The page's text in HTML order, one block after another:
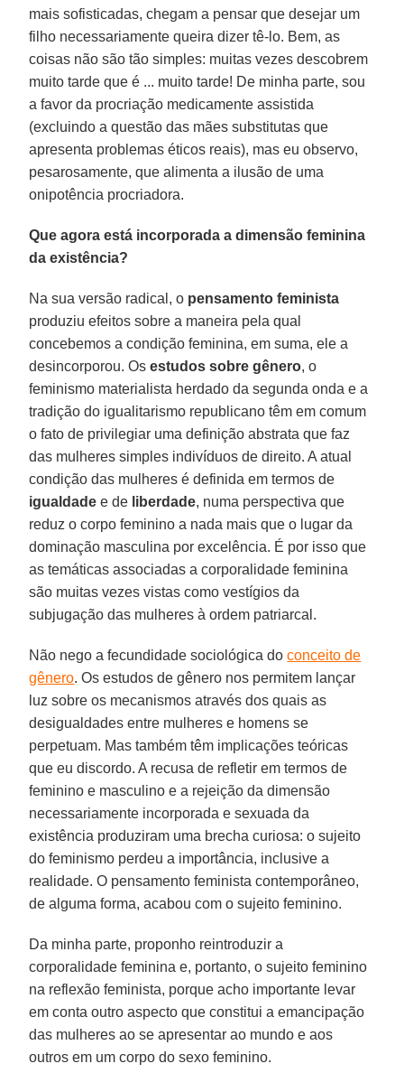
mais sofisticadas, chegam a pensar que desejar um
filho necessariamente queira dizer tê-lo. Bem, as
coisas não são tão simples: muitas vezes descobrem
muito tarde que é ... muito tarde! De minha parte, sou
a favor da procriação medicamente assistida
(excluindo a questão das mães substitutas que
apresenta problemas éticos reais), mas eu observo,
pesarosamente, que alimenta a ilusão de uma
onipotência procriadora.
Que agora está incorporada a dimensão feminina
da existência?
Na sua versão radical, o pensamento feminista
produziu efeitos sobre a maneira pela qual
concebemos a condição feminina, em suma, ele a
desincorporou. Osestudos sobre gênero, o
feminismo materialista herdado da segunda onda e a
tradição do igualitarismo republicano têm em comum
o fato de privilegiar uma definição abstrata que faz
das mulheres simples indivíduos de direito. A atual
condição das mulheres é definida em termos de
igualdade e de liberdade, numa perspectiva que
reduz o corpo feminino a nada mais que o lugar da
dominação masculina por excelência. É por isso que
as temáticas associadas a corporalidade feminina
são muitas vezes vistas como vestígios da
subjugação das mulheres à ordem patriarcal.
Não nego a fecundidade sociológica doconceito de
gênero. Os estudos de gênero nos permitem lançar
luz sobre os mecanismos através dos quais as
desigualdades entre mulheres e homens se
perpetuam. Mas também têm implicações teóricas
que eu discordo. A recusa de refletir em termos de
feminino e masculino e a rejeição da dimensão
necessariamente incorporada e sexuada da
existência produziram uma brecha curiosa: o sujeito
do feminismo perdeu a importância, inclusive a
realidade. O pensamento feminista contemporâneo,
de alguma forma, acabou com o sujeito feminino.
Da minha parte, proponho reintroduzir a
corporalidade feminina e, portanto, o sujeito feminino
na reflexão feminista, porque acho importante levar
em conta outro aspecto que constitui a emancipação
das mulheres ao se apresentar ao mundo e aos
outros em um corpo do sexo feminino.